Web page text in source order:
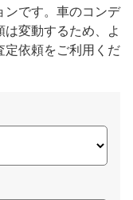
ンです。車のコンデ
は変動するため、よ
定依頼をご利用くだ